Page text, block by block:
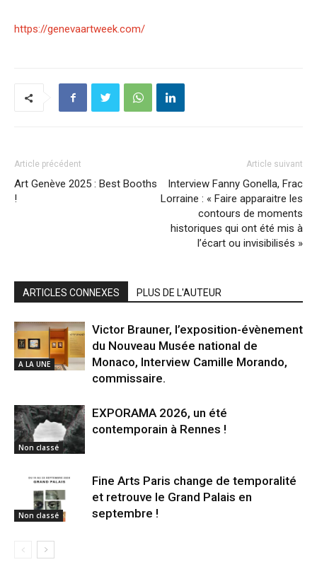
https://genevaartweek.com/
Article précédent
Art Genève 2025 : Best Booths
!
Article suivant
Interview Fanny Gonella, Frac
Lorraine : « Faire apparaitre les
contours de moments
historiques qui ont été mis à
l’écart ou invisibilisés »
ARTICLES CONNEXES PLUS DE L'AUTEUR
A LA UNE
Victor Brauner, l’exposition-évènement
du Nouveau Musée national de
Monaco, Interview Camille Morando,
commissaire.
Non classé
EXPORAMA 2026, un été
contemporain à Rennes !
Non classé
Fine Arts Paris change de temporalité
et retrouve le Grand Palais en
septembre !